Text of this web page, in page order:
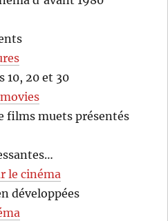
10, 20 et 30
films muets présentés
le cinéma
développées